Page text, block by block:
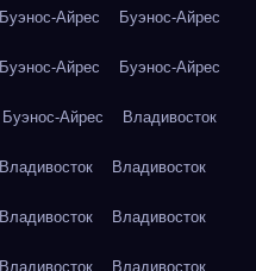
Буэнос-Айрес Буэнос-Айрес
Буэнос-Айрес Буэнос-Айрес
Буэнос-Айрес Владивосток
Владивосток Владивосток
Владивосток Владивосток
Владивосток Владивосток